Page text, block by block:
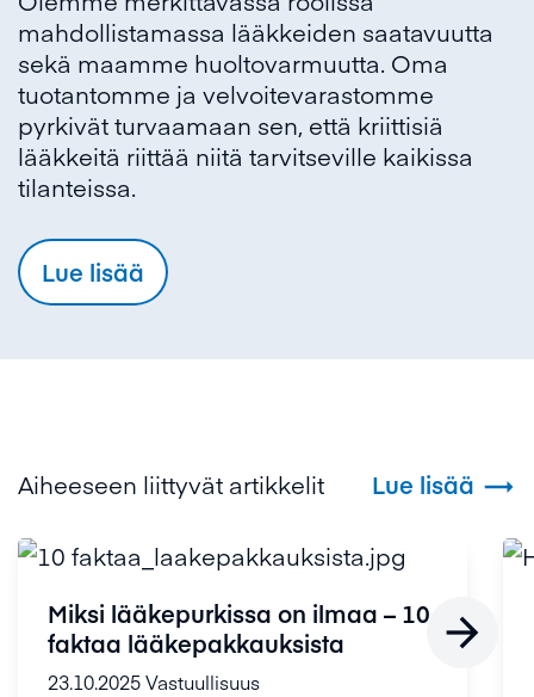
mahdollistamassa lääkkeiden saatavuutta
sekä maamme huoltovarmuutta. Oma
tuotantomme ja velvoitevarastomme
pyrkivät turvaamaan sen, että kriittisiä
lääkkeitä riittää niitä tarvitseville kaikissa
tilanteissa.
Lue lisää
Aiheeseen liittyvät artikkelit Lue lisää 
Miksi lääkepurkissa on ilmaa – 10
faktaa lääkepakkauksista
23.10.2025Vastuullisuus
